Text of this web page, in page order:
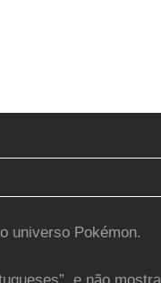
universo Pokémon.